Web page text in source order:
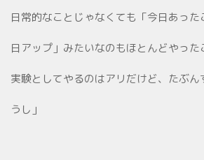
日常的なことじゃなくても「今日あっ
日アップ」みたいなのもほとんどやった
実験としてやるのはアリだけど、たぶ
うし」